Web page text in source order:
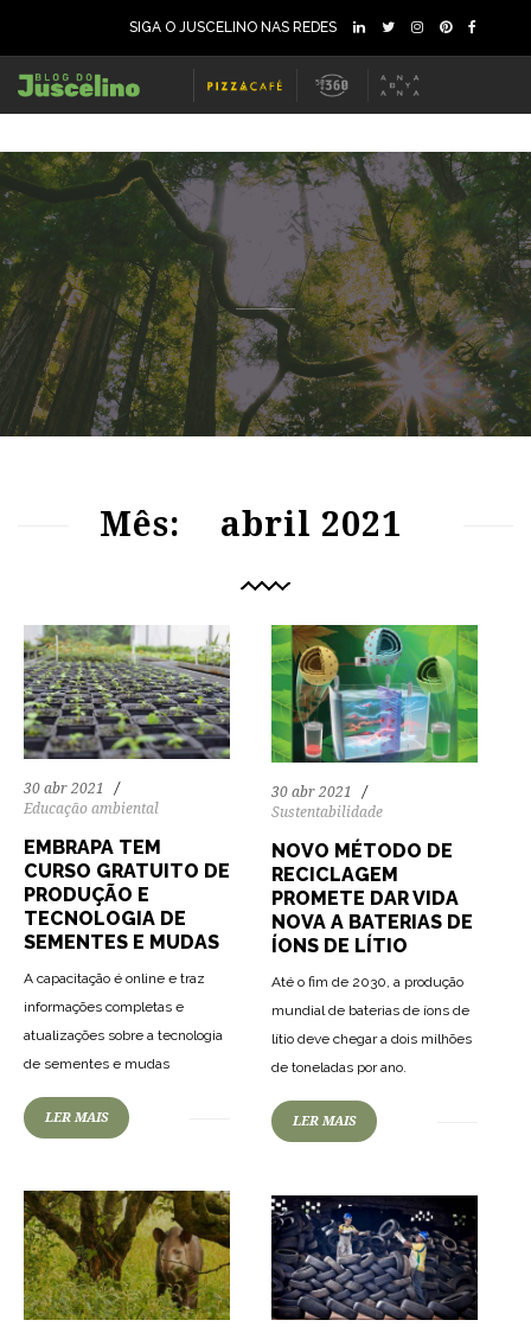
SIGA O JUSCELINO NAS REDES
Mês: abril 2021
30 abr 2021
Educação ambiental
EMBRAPA TEM
CURSO GRATUITO DE
PRODUÇÃO E
TECNOLOGIA DE
SEMENTES E MUDAS
A capacitação é online e traz
informações completas e
atualizações sobre a tecnologia
de sementes e mudas
LER MAIS
30 abr 2021
Sustentabilidade
NOVO MÉTODO DE
RECICLAGEM
PROMETE DAR VIDA
NOVA A BATERIAS DE
ÍONS DE LÍTIO
Até o fim de 2030, a produção
mundial de baterias de íons de
lítio deve chegar a dois milhões
de toneladas por ano.
LER MAIS